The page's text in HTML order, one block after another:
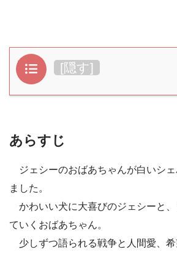
目次 [隠す]
あらすじ
ジェシーのおばあちゃんが白いシ
ました。
かわいい犬に大喜びのジェシーと
ていくおばあちゃん。
少しずつ語られる戦争と人間愛、希